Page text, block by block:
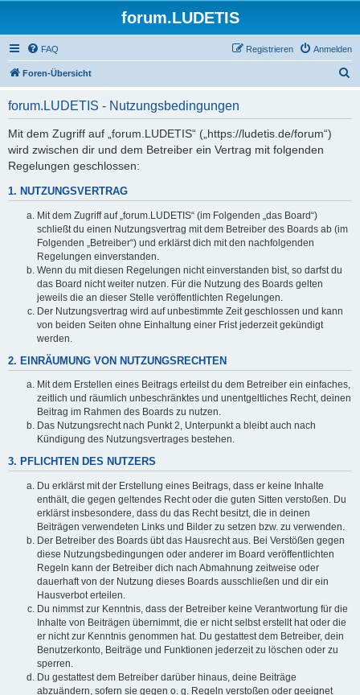
forum.LUDETIS
FAQ Anmelden
Registrieren
Foren-Übersicht
forum.LUDETIS - Nutzungsbedingungen
Mit dem Zugriff auf „forum.LUDETIS“ („https://ludetis.de/forum“)
wird zwischen dir und dem Betreiber ein Vertrag mit folgenden
Regelungen geschlossen:
1. NUTZUNGSVERTRAG
Mit dem Zugriff auf „forum.LUDETIS“ (im Folgenden „das Board“)
schließt du einen Nutzungsvertrag mit dem Betreiber des Boards ab (im
Folgenden „Betreiber“) und erklärst dich mit den nachfolgenden
Regelungen einverstanden.
Wenn du mit diesen Regelungen nicht einverstanden bist, so darfst du
das Board nicht weiter nutzen. Für die Nutzung des Boards gelten
jeweils die an dieser Stelle veröffentlichten Regelungen.
Der Nutzungsvertrag wird auf unbestimmte Zeit geschlossen und kann
von beiden Seiten ohne Einhaltung einer Frist jederzeit gekündigt
werden.
2. EINRÄUMUNG VON NUTZUNGSRECHTEN
Mit dem Erstellen eines Beitrags erteilst du dem Betreiber ein einfaches,
zeitlich und räumlich unbeschränktes und unentgeltliches Recht, deinen
Beitrag im Rahmen des Boards zu nutzen.
Das Nutzungsrecht nach Punkt 2, Unterpunkt a bleibt auch nach
Kündigung des Nutzungsvertrages bestehen.
3. PFLICHTEN DES NUTZERS
Du erklärst mit der Erstellung eines Beitrags, dass er keine Inhalte
enthält, die gegen geltendes Recht oder die guten Sitten verstoßen. Du
erklärst insbesondere, dass du das Recht besitzt, die in deinen
Beiträgen verwendeten Links und Bilder zu setzen bzw. zu verwenden.
Der Betreiber des Boards übt das Hausrecht aus. Bei Verstößen gegen
diese Nutzungsbedingungen oder anderer im Board veröffentlichten
Regeln kann der Betreiber dich nach Abmahnung zeitweise oder
dauerhaft von der Nutzung dieses Boards ausschließen und dir ein
Hausverbot erteilen.
Du nimmst zur Kenntnis, dass der Betreiber keine Verantwortung für die
Inhalte von Beiträgen übernimmt, die er nicht selbst erstellt hat oder die
er nicht zur Kenntnis genommen hat. Du gestattest dem Betreiber, dein
Benutzerkonto, Beiträge und Funktionen jederzeit zu löschen oder zu
sperren.
Du gestattest dem Betreiber darüber hinaus, deine Beiträge
abzuändern, sofern sie gegen o. g. Regeln verstoßen oder geeignet